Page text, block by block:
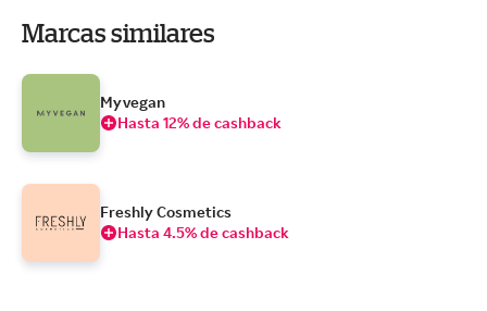
Marcas similares
Myvegan
Hasta 12% de cashback
Freshly Cosmetics
Hasta 4.5% de cashback